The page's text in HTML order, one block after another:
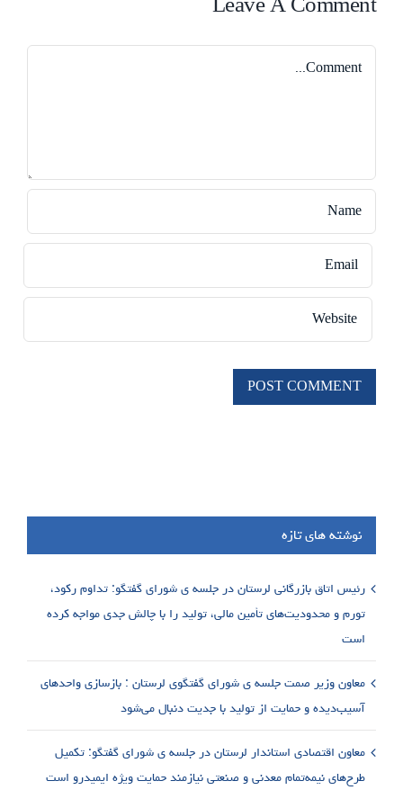
نوشته های تازه
رئیس اتاق بازرگانی لرستان در جلسه ی شورای گفتگو: تداوم رکود،
تورم و محدودیت‌های تأمین مالی، تولید را با چالش جدی مواجه کرده
است
معاون وزیر صمت جلسه ی شورای گفتگوی لرستان : بازسازی واحدهای
آسیب‌دیده و حمایت از تولید با جدیت دنبال می‌شود
معاون اقتصادی استاندار لرستان در جلسه ی شورای گفتگو: تکمیل
طرح‌های نیمه‌تمام معدنی و صنعتی نیازمند حمایت ویژه ایمیدرو است